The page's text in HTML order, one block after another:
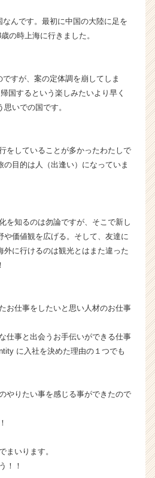
んです。最初に中国の大陸に足を
の時上海に行きました。
すが、案の定体調を崩してしま
国するという楽しみたいより早く
いでの国です。
をしていることが多かったわたしで
目的は人（出逢い）になっていま
を知るのは勿論ですが、そこで新し
や価値観を広げる。そして、友達に
外に行けるのは観光とはまた違った
お仕事をしたいと思い人材のお仕事
仕事と出会うお手伝いができる仕事
に入社を決めた理由の１つでも
やりたい事を感じる事ができたので
まいります。
！！